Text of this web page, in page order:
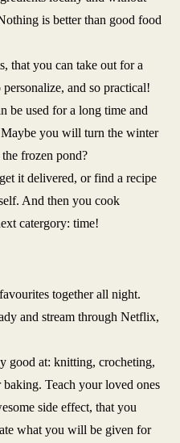
is better than good food
that you can take out for a
and so practical!
be used for a long time and
you will turn the winter
frozen pond?
it delivered, or find a recipe
And then you cook
catergory: time!
together all night.
and stream through Netflix,
good at: knitting, crocheting,
Teach your loved ones
side effect, that you
what you will be given for